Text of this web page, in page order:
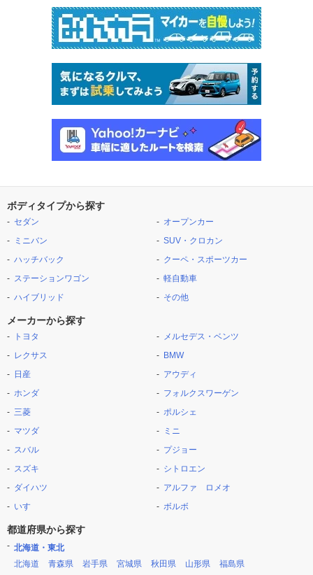
ボディタイプから探す
セダン
ミニバン
ハッチバック
ステーションワゴン
ハイブリッド
オープンカー
SUV・クロカン
クーペ・スポーツカー
軽自動車
その他
メーカーから探す
トヨタ
レクサス
日産
ホンダ
三菱
マツダ
スバル
スズキ
ダイハツ
いすゞ
メルセデス・ベンツ
BMW
アウディ
フォルクスワーゲン
ポルシェ
ミニ
プジョー
シトロエン
アルファ ロメオ
ボルボ
都道府県から探す
北海道・東北
北海道
青森県 岩手県 宮城県 秋田県 山形県 福島県